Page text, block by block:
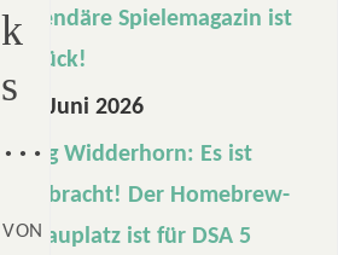
k
s
…
VON
legendäre Spielemagazin ist
zurück!
10. Juni 2026
Burg Widderhorn: Es ist
vollbracht! Der Homebrew-
Schauplatz ist für DSA 5